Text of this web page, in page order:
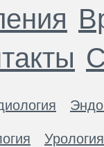
Урология